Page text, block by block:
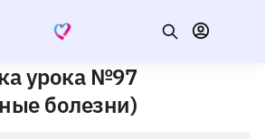
урока №97
болезни)